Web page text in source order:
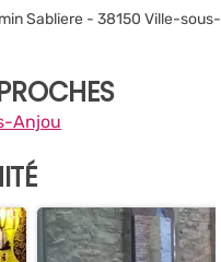
Sabliere - 38150 Ville-sous-
Anjou